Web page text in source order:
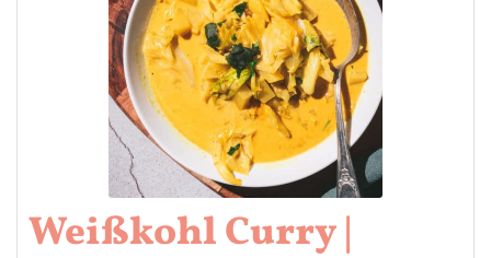
Weißkohl Curry |